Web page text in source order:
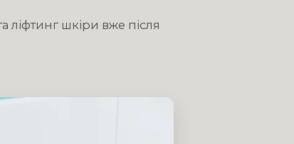
ліфтинг шкіри вже після